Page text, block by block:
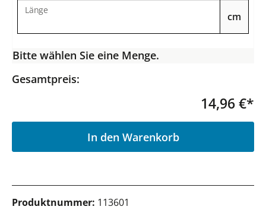
Länge
cm
Bitte wählen Sie eine Menge.
Gesamtpreis:
14,96 €*
In den Warenkorb
Produktnummer: 113601